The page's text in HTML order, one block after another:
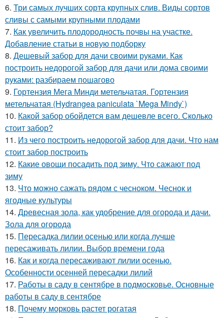
6. Три самых лучших сорта крупных слив. Виды сортов
сливы с самыми крупными плодами
7. Как увеличить плодородность почвы на участке.
Добавление статьи в новую подборку
8. Дешевый забор для дачи своими руками. Как
построить недорогой забор для дачи или дома своими
руками: разбираем пошагово
9. Гортензия Мега Минди метельчатая. Гортензия
метельчатая (Hydrangea paniculata `Mega Mindy`)
10. Какой забор обойдется вам дешевле всего. Сколько
стоит забор?
11. Из чего построить недорогой забор для дачи. Что нам
стоит забор построить
12. Какие овощи посадить под зиму. Что сажают под
зиму
13. Что можно сажать рядом с чесноком. Чеснок и
ягодные культуры
14. Древесная зола, как удобрение для огорода и дачи.
Зола для огорода
15. Пересадка лилии осенью или когда лучше
пересаживать лилии. Выбор времени года
16. Как и когда пересаживают лилии осенью.
Особенности осенней пересадки лилий
17. Работы в саду в сентябре в подмосковье. Основные
работы в саду в сентябре
18. Почему морковь растет рогатая